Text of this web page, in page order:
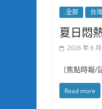
.全部 台
夏日悶
2026 年 6
〔焦點時報
Read more